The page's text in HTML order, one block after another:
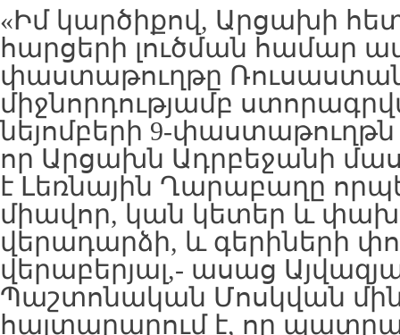
«Իմ կարծիքով, Արցախի
հարցերի լուծման համար
փաստաթուղթը
միջնորդությամբ
նեյոմբերի 9-
որ Արցախն Ադրբեջանի
է Լեռնային Ղարաբաղը
միավոր, կան կետեր և
վերադարձի, և գերիների
վերաբերյալ,- ասաց
Պաշտոնական Մոսկվան
հայտարարում է, որ